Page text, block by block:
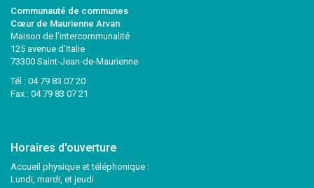
Communauté de communes
Cœur de Maurienne Arvan
Maison de l’intercommunalité
125 avenue d’Italie
73300 Saint-Jean-de-Maurienne
Tél : 04 79 83 07 20
Fax : 04 79 83 07 21
Horaires d'ouverture
Accueil physique et téléphonique :
Lundi, mardi, et jeudi